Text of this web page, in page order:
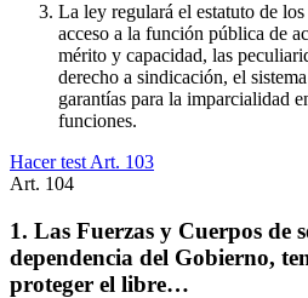
La ley regulará el estatuto de
acceso a la función pública de
mérito y capacidad, las
derecho a sindicación, el
garantías para la imparcialidad
funciones.
Hacer test Art. 103
Art. 104
1. Las Fuerzas y Cuerpos de
dependencia del Gobierno,
proteger el libre…